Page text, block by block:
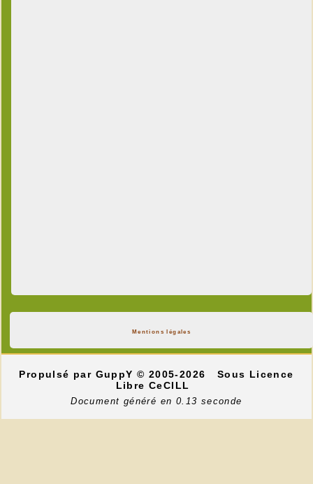
Mentions légales
Propulsé par GuppY© 2005-2026
Sous Licence
Libre CeCILL
Document généré en 0.13 seconde